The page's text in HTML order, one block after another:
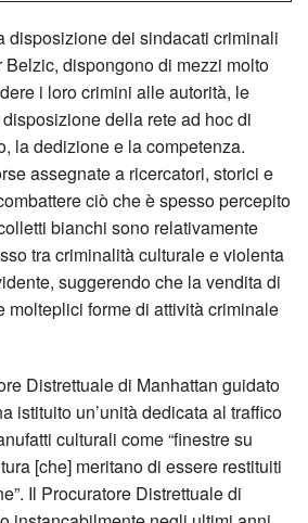
disposizione dei sindacati criminali
dispongono di mezzi molto
i loro crimini alle autorità, le
della rete ad hoc di
la dedizione e la competenza.
assegnate a ricercatori, storici e
ciò che è spesso percepito
bianchi sono relativamente
tra criminalità culturale e violenta
suggerendo che la vendita di
molteplici forme di attività criminale
Distrettuale di Manhattan guidato
istituito un’unità dedicata al traffico
culturali come “finestre su
[che] meritano di essere restituiti
Il Procuratore Distrettuale di